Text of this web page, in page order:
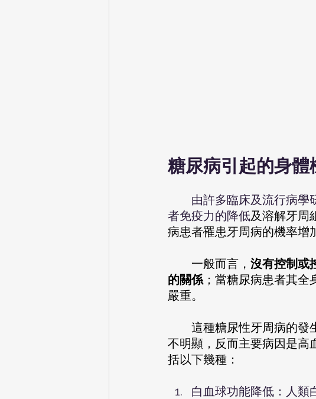
糖尿病引起的身體
者免疫力的降低及溶解牙周
病患者罹患牙周病的機率增
一般而言， 沒有控制或
的關係 ；當糖尿病患者其
嚴重。
不明顯，反而主要病因是高
括以下幾種：
白血球功能降低 ：人